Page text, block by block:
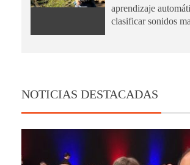
aprendizaje
clasificar sonidos
NOTICIAS DESTACADAS